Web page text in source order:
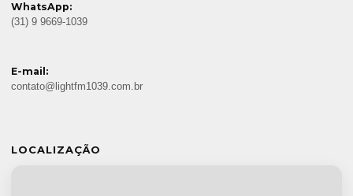
WhatsApp:
(31) 9 9669-1039
E-mail:
contato@lightfm1039.com.br
LOCALIZAÇÃO